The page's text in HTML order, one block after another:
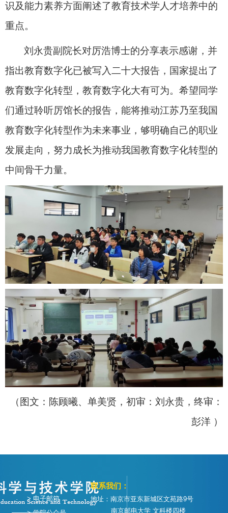
识及能力素养方面阐述了教育技术学人才培养中的
重点。
刘永贵副院长对厉浩博士的分享表示感谢，并
指出教育数字化已被写入二十大报告，国家提出了
教育数字化转型，教育数字化大有可为。希望同学
们通过聆听厉馆长的报告，能将推动江苏乃至我国
教育数字化转型作为未来事业，够明确自己的职业
发展走向，努力成长为推动我国教育数字化转型的
中间骨干力量。
（图文：陈顾曦、单美贤，初审：刘永贵，终审：
彭洋 ）
联系我们：
地址：南京市亚东新城区文苑路9号
南京邮电大学 文科楼四楼
> 电子邮箱